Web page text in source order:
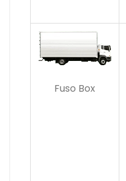
Fuso Box